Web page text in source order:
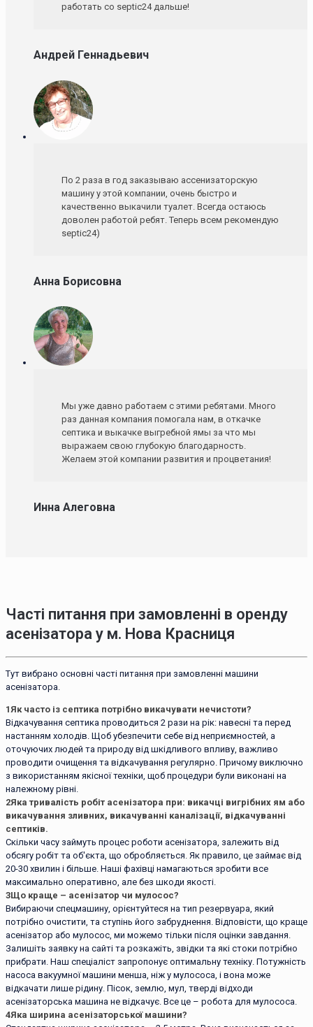
работать со septic24 дальше!
Андрей Геннадьевич
По 2 раза в год заказываю ассенизаторскую
машину у этой компании, очень быстро и
качественно выкачили туалет. Всегда остаюсь
доволен работой ребят. Теперь всем рекомендую
septic24)
Анна Борисовна
Мы уже давно работаем с этими ребятами. Много
раз данная компания помогала нам, в откачке
септика и выкачке выгребной ямы за что мы
выражаем свою глубокую благодарность.
Желаем этой компании развития и процветания!
Инна Алеговна
Часті питання при замовленні в оренду
асенізатора у м. Нова Красниця
Тут вибрано основні часті питання при замовленні машини
асенізатора.
1Як часто із септика потрібно викачувати нечистоти?
Відкачування септика проводиться 2 рази на рік: навесні та перед
настанням холодів. Щоб убезпечити себе від неприємностей, а
оточуючих людей та природу від шкідливого впливу, важливо
проводити очищення та відкачування регулярно. Причому виключно
з використанням якісної техніки, щоб процедури були виконані на
належному рівні.
2Яка тривалість робіт асенізатора при: викачці вигрібних ям або
викачування зливних, викачуванні каналізації, відкачуванні
септиків.
Скільки часу займуть процес роботи асенізатора, залежить від
обсягу робіт та об'єкта, що обробляється. Як правило, це займає від
20-30 хвилин і більше. Наші фахівці намагаються зробити все
максимально оперативно, але без шкоди якості.
3Що краще – асенізатор чи мулосос?
Вибираючи спецмашину, орієнтуйтеся на тип резервуара, який
потрібно очистити, та ступінь його забруднення. Відповісти, що краще
асенізатор або мулосос, ми можемо тільки після оцінки завдання.
Залишіть заявку на сайті та розкажіть, звідки та які стоки потрібно
прибрати. Наш спеціаліст запропонує оптимальну техніку. Потужність
насоса вакуумної машини менша, ніж у мулососа, і вона може
відкачати лише рідину. Пісок, землю, мул, тверді відходи
асенізаторська машина не відкачує. Все це – робота для мулососа.
4Яка ширина асенізаторської машини?